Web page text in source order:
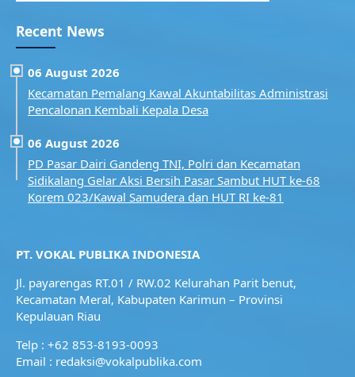
Recent News
06 August 2026
Kecamatan Pemalang Kawal Akuntabilitas Administrasi
Pencalonan Kembali Kepala Desa
06 August 2026
PD Pasar Dairi Gandeng TNI, Polri dan Kecamatan
Sidikalang Gelar Aksi Bersih Pasar Sambut HUT ke-68
Korem 023/Kawal Samudera dan HUT RI ke-81
PT. VOKAL PUBLIKA INDONESIA
Jl. payarengas RT.01 / RW.02 Kelurahan Parit benut,
Kecamatan Meral, Kabupaten Karimun – Provinsi
Kepulauan Riau
Telp : +62 853-8193-0093
Email : redaksi@vokalpublika.com